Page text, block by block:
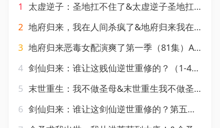
1
太虚逆子：圣地扛不住了&太虚逆子圣地扛不住了（133集）AI短剧
2 地府归来，我在人间杀疯了&地府归来我在人间杀疯了（58集）AI短剧
3 地府归来恶毒女配演爽了第一季（81集）AI短剧
4 剑仙归来：谁让这贱仙逆世重修的？（1-4季）AI短剧
5 末世重生：我不做圣母&末世重生我不做圣母（136集）AI短剧
6 剑仙归来：谁让这剑仙逆世重修的？第五季&剑仙归来谁让这剑仙逆世重修的第五季（109集）AI短剧